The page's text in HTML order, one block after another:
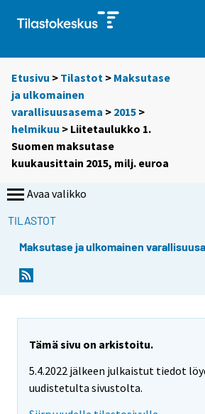
Etusivu > Tilastot > Maksutase
ja ulkomainen
varallisuusasema > 2015 >
helmikuu > Liitetaulukko 1.
Suomen maksutase
kuukausittain 2015, milj. euroa
Avaa valikko
TILASTOT
Maksutase ja ulkomainen
Tämä sivu on arkistoitu.
5.4.2022 jälkeen julkaistut tiedot
uudistetulta sivustolta.